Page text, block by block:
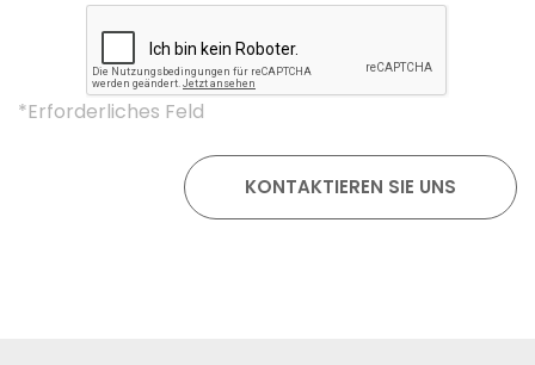
*Erforderliches Feld